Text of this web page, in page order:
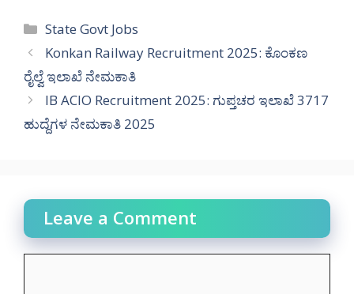
Categories
State Govt Jobs
Konkan Railway Recruitment 2025: ಕೊಂಕಣ
ರೈಲ್ವೆ ಇಲಾಖೆ ನೇಮಕಾತಿ
IB ACIO Recruitment 2025: ಗುಪ್ತಚರ ಇಲಾಖೆ 3717
ಹುದ್ದೆಗಳ ನೇಮಕಾತಿ 2025
Leave a Comment